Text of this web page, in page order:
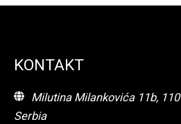
KONTAKT
Milutina Milankovića 11b,
Serbia